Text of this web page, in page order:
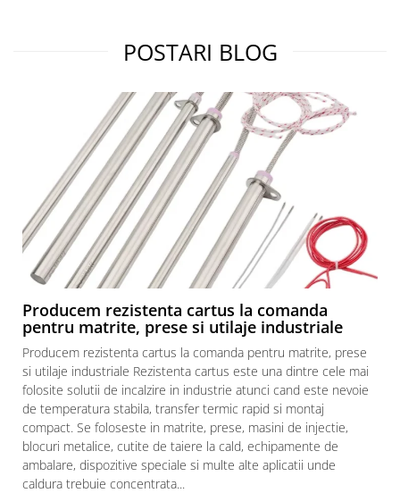
POSTARI BLOG
Producem rezistenta cartus la comanda
pentru matrite, prese si utilaje industriale
Producem rezistenta cartus la comanda pentru matrite, prese
si utilaje industriale Rezistenta cartus este una dintre cele mai
folosite solutii de incalzire in industrie atunci cand este nevoie
de temperatura stabila, transfer termic rapid si montaj
compact. Se foloseste in matrite, prese, masini de injectie,
blocuri metalice, cutite de taiere la cald, echipamente de
ambalare, dispozitive speciale si multe alte aplicatii unde
caldura trebuie concentrata...